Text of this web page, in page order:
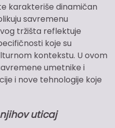
karakteriše dinamičan
savremenu
tržišta reflektuje
koje su
kontekstu. U ovom
umetnike i
i nove tehnologije koje
uticaj